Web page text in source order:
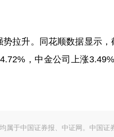
拉升。同花顺数据显示，
，中金公司上涨
属于中国证券报、中证网。中国证